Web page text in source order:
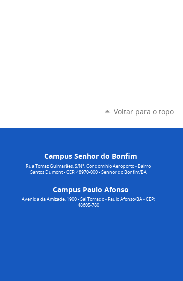
Voltar para o topo
Campus Senhor do Bonfim
Rua Tomaz Guimarães, S/N°, Condomínio Aeroporto - Bairro
Santos Dumont - CEP: 48970-000 - Senhor do Bonfim/BA
Campus Paulo Afonso
Avenida da Amizade, 1900 - Sal Torrado - Paulo Afonso/BA - CEP:
48605-780